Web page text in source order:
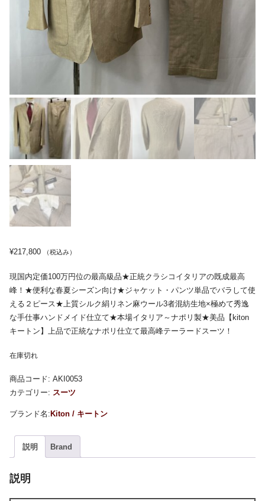
¥217,800 （税込み）
現国内定価100万円位の最高級品★正統クラシコイタリアの既成最高
峰！★便利な春夏シーズン向け★ジャケット・パンツ単品でバラして使
える２ピース★上質シルク絹リネン麻ウール3者混紡生地×極めて秀逸
な手仕事ハンドメイド仕立て★本場イタリア～ナポリ製★美品【kiton
キートン】上品で正統なナポリ仕立て最高峰テーラードスーツ！
在庫切れ
商品コード: AKI0053
カテゴリー: スーツ
Kiton / キートン
説明 Brand
説明